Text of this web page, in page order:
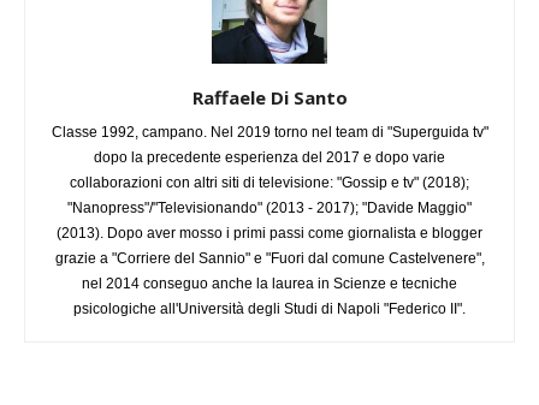
Raffaele Di Santo
Classe 1992, campano. Nel 2019 torno nel team di "Superguida tv"
dopo la precedente esperienza del 2017 e dopo varie
collaborazioni con altri siti di televisione: "Gossip e tv" (2018);
"Nanopress"/"Televisionando" (2013 - 2017); "Davide Maggio"
(2013). Dopo aver mosso i primi passi come giornalista e blogger
grazie a "Corriere del Sannio" e "Fuori dal comune Castelvenere",
nel 2014 conseguo anche la laurea in Scienze e tecniche
psicologiche all'Università degli Studi di Napoli "Federico II".